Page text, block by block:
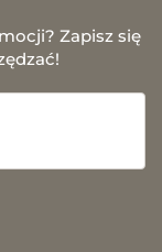
Zapisz się